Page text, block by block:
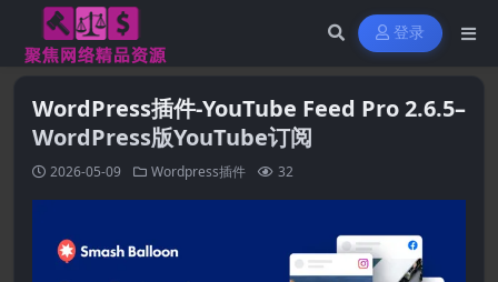
登录
WordPress插件-YouTube Feed Pro 2.6.5–
WordPress版YouTube订阅
2026-05-09 Wordpress插件 32